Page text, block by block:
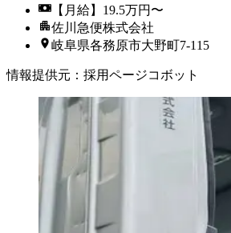
【月給】19.5万円〜
佐川急便株式会社
岐阜県各務原市大野町7-115
情報提供元 ： 採用ページコボット